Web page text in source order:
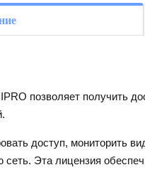
позволяет получить
доступ, мониторить
Эта лицензия